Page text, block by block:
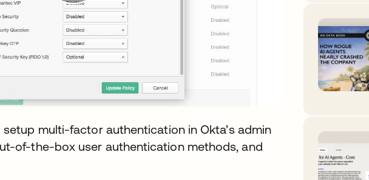
multi-factor authentication in Okta’s admin
of-the-box user authentication methods, and